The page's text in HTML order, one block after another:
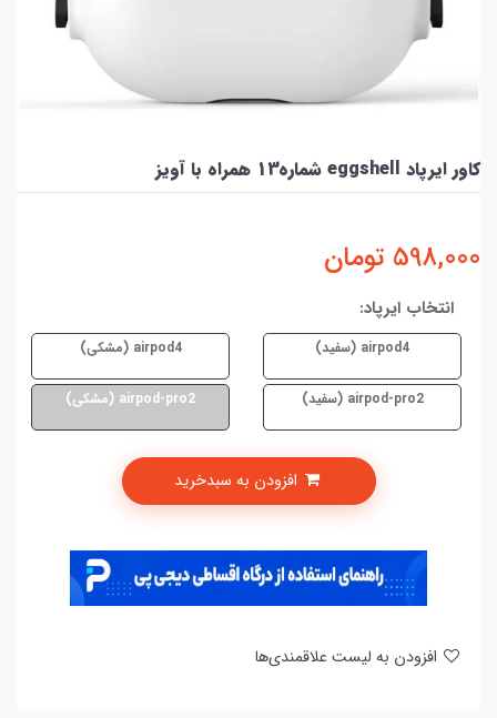
کاور ایرپاد eggshell شماره13 همراه با آویز
598,000 تومان
انتخاب ایرپاد:
airpod4 (سفید) airpod4 (مشکی)
airpod-pro2 (سفید) airpod-pro2 (مشکی)